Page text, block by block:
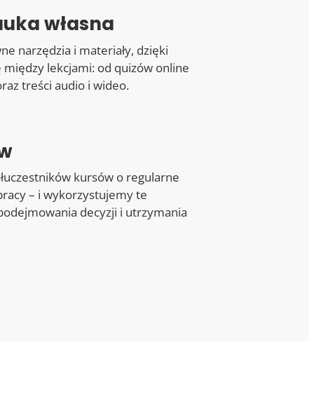
własna
narzędzia i materiały, dzięki
lekcjami: od quizów online
treści audio i wideo.
kursów o regularne
– i wykorzystujemy te
decyzji i utrzymania